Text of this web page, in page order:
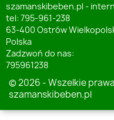
szamanskibeben.pl -
tel: 795-961-238
63-400 Ostrów
Polska
Zadzwoń do nas:
795961238
© 2026 - Wszelkie
szamanskibeben.pl